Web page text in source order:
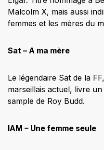
Malcolm X, mais aussi
femmes et les mères du
Sat – A ma mère
Le légendaire Sat de la
marseillais actuel, livre
sample de Roy Budd.
IAM – Une femme seule